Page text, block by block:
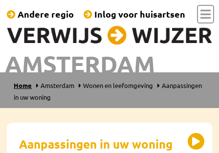
AMSTERDAM
Andere regio Inlog voor huisartsen
Home Amsterdam Wonen en leefomgeving
Aanpassingen
in uw woning
Aanpassingen in uw woning